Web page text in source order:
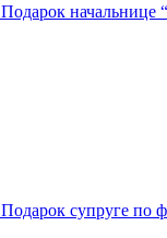
Подарок начальнице
Подарок супруге по